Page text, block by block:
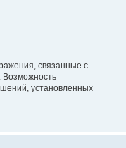
связанные с
установленных